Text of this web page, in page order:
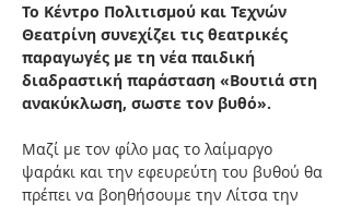
Το Κέντρο Πολιτισμού και Τεχνών
Θεατρίνη συνεχίζει τις θεατρικές
παραγωγές με τη νέα παιδική
διαδραστική παράσταση «Βουτιά στη
ανακύκλωση, σωστε τον βυθό».
Μαζί με τον φίλο μας το λαίμαργο
ψαράκι και την εφευρεύτη του βυθού θα
πρέπει να βοηθήσουμε την Λίτσα την